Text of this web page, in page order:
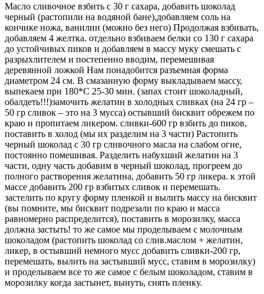
Масло сливочное взбить с 30 г сахара, добавить шоколад
черный (растопили на водяной бане),добавляем соль на
кончике ножа, ванилин (можно без него) Продолжая взбивать,
добавляем 4 желтка. отдельно взбиваем белки со 130 г сахара
до устойчивых пиков и добавляем в массу муку смешать с
разрыхлителем и постепенно вводим, перемешивая
деревянной ложкой Нам понадобится разъемная форма
диаметром 24 см. В смазанную форму выкладываем массу,
выпекаем при 180*С 25-30 мин. (запах стоит шоколадный,
обалдеть!!!)замочить желатин в холодных сливках (на 24 гр –
50 гр сливок – это на 3 мусса) остывший бисквит обрежем по
краю и пропитаем ликером. сливки-600 гр взбить до пиков,
поставить в холод (мы их разделим на 3 части) Растопить
черный шоколад с 30 гр сливочного масла на слабом огне,
постоянно помешивая. Разделить набухший желатин на 3
части, одну часть добавим в черный шоколад, прогреем до
полного растворения желатина, добавить 50 гр ликера. к этой
массе добавить 200 гр взбитых сливок и перемешать.
застелить по кругу форму пленкой и вылить массу на бисквит
(вы помните, мы бисквит подрезали по краю и масса
равномерно распределится), поставить в морозилку, масса
должна застыть! то же самое мы проделываем с молочным
шоколадом (растопить шоколад со слив.маслом + желатин,
ликер, в остывший немного мусс добавить сливки-200 гр,
перемешать, вылить на застывший мусс, ставим в морозилку)
и проделываем все то же самое с белым шоколадом, ставим в
морозилку когда застынет, вынуть, снять пленку.